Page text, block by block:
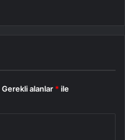
Gerekli alanlar * ile